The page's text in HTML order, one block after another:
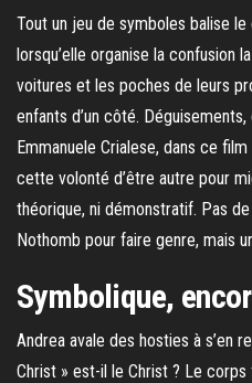
Tout un jeu de symboles balise le
lorsqu’elle organise la confusion
voitures et les poches de leurs
enfants d’un côté.
Emmanuele Crialese, dans ce
cette volonté d’être autre pour
théorique, ni démonstratif. Pas
Nothomb pour faire genre, mais
Symbolique,
Andrea avale des hosties à s’en
Christ » est-il le Christ ? Le corps